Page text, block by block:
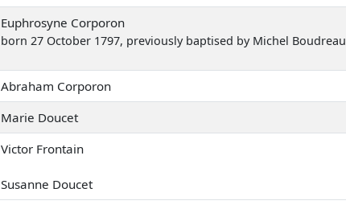
Euphrosyne Corporon
born 27 October 1797, previously baptised by Michel Boudreau
Abraham Corporon
Marie Doucet
Victor Frontain
Susanne Doucet